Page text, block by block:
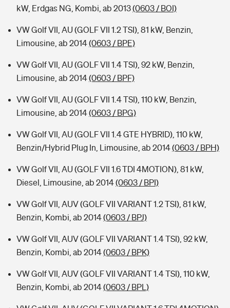
kW, Erdgas NG, Kombi, ab 2013(0603 / BOI)
VW Golf VII, AU (GOLF VII 1.2 TSI), 81 kW, Benzin,
Limousine, ab 2014(0603 / BPE)
VW Golf VII, AU (GOLF VII 1.4 TSI), 92 kW, Benzin,
Limousine, ab 2014(0603 / BPF)
VW Golf VII, AU (GOLF VII 1.4 TSI), 110 kW, Benzin,
Limousine, ab 2014(0603 / BPG)
VW Golf VII, AU (GOLF VII 1.4 GTE HYBRID), 110 kW,
Benzin/Hybrid Plug In, Limousine, ab 2014(0603 / BPH)
VW Golf VII, AU (GOLF VII 1.6 TDI 4MOTION), 81 kW,
Diesel, Limousine, ab 2014(0603 / BPI)
VW Golf VII, AUV (GOLF VII VARIANT 1.2 TSI), 81 kW,
Benzin, Kombi, ab 2014(0603 / BPJ)
VW Golf VII, AUV (GOLF VII VARIANT 1.4 TSI), 92 kW,
Benzin, Kombi, ab 2014(0603 / BPK)
VW Golf VII, AUV (GOLF VII VARIANT 1.4 TSI), 110 kW,
Benzin, Kombi, ab 2014(0603 / BPL)